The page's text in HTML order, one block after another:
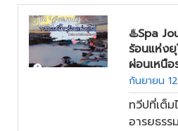
♨️Spa
ร้อนแห่ง
ผ่อนเหนือ
กันยายน
ทวีปที่เต็
อารยธรร